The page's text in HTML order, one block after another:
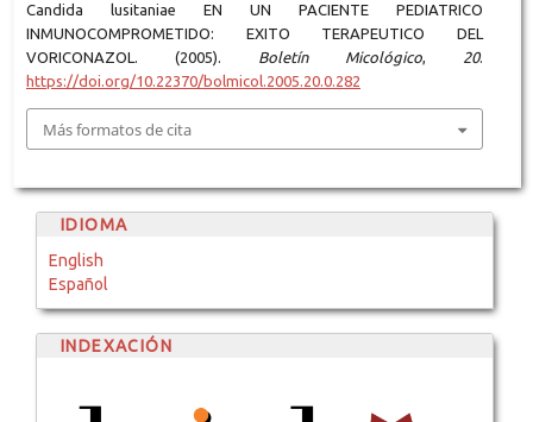
Candida lusitaniae EN UN PACIENTE PEDIATRICO
INMUNOCOMPROMETIDO: EXITO TERAPEUTICO DEL
VORICONAZOL. (2005). Boletín Micológico, 20.
https://doi.org/10.22370/bolmicol.2005.20.0.282
Más formatos de cita
IDIOMA
English
Español
INDEXACIÓN